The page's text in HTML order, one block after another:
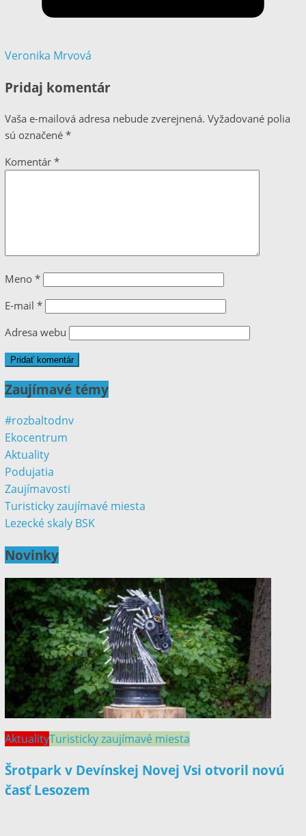
Veronika Mrvová
Pridaj komentár
Vaša e-mailová adresa nebude zverejnená. Vyžadované polia
sú označené *
Komentár *
Meno *
E-mail *
Adresa webu
Zaujímavé témy
#rozbaltodnv
Ekocentrum
Aktuality
Podujatia
Zaujímavosti
Turisticky zaujímavé miesta
Lezecké skaly BSK
Novinky
AktualityTuristicky zaujímavé miesta
Šrotpark v Devínskej Novej Vsi otvoril novú
časť Lesozem